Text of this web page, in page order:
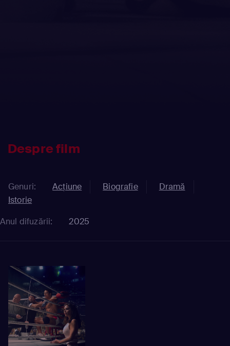
Despre film
Genuri: Acțiune Biografie
Dramă
Istorie
Anul difuzării:
2025